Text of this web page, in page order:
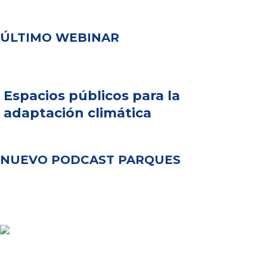
ÚLTIMO WEBINAR
Espacios públicos para la
adaptación climática
NUEVO PODCAST PARQUES